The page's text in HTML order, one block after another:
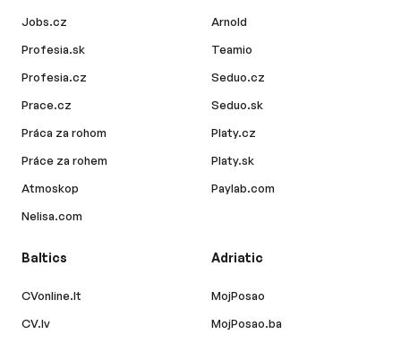
Jobs.cz
Profesia.sk
Profesia.cz
Prace.cz
Práca za rohom
Práce za rohem
Atmoskop
Nelisa.com
Arnold
Teamio
Seduo.cz
Seduo.sk
Platy.cz
Platy.sk
Paylab.com
Baltics
CVonline.lt
CV.lv
Adriatic
MojPosao
MojPosao.ba